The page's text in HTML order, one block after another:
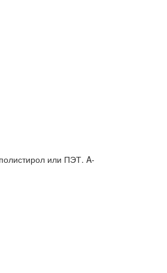
или ПЭТ. A-